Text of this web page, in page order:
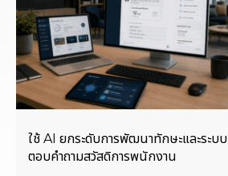
ใช้ AI ยกระดับการพัฒนาทักษะและระบบ
ตอบคำถามสวัสดิการพนักงาน